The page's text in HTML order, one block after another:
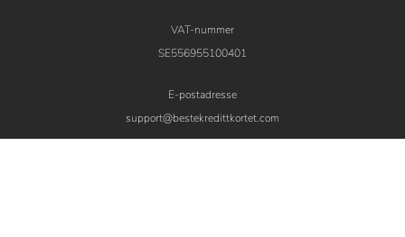
VAT-nummer
SE556955100401
E-postadresse
support@bestekredittkortet.com